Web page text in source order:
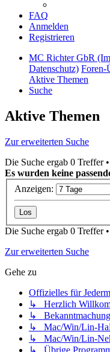
FAQ
Anmelden
Registrieren
MC Richter GbR
Datenschutz) Foren-
Aktive Themen
Suche
Aktive Themen
Zur erweiterten Suche
Die Suche ergab 0 Treffer
Es wurden keine
Anzeigen:
Die Suche ergab 0 Treffer
Zur erweiterten Suche
Gehe zu
Offizielles für
↳ Herzlich
↳
↳ Mac/Win/Lin-
↳ Mac/Win/Lin-
↳ Übrige